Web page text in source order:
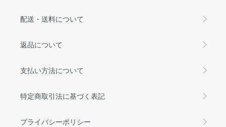
配送・送料について
返品について
支払い方法について
特定商取引法に基づく表記
プライバシーポリシー